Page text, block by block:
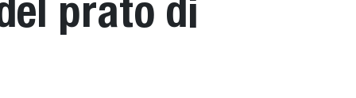
prato di